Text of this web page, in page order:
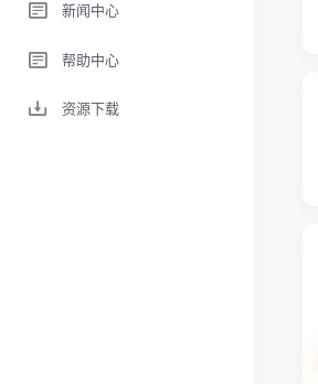
新闻中心
帮助中心
资源下载